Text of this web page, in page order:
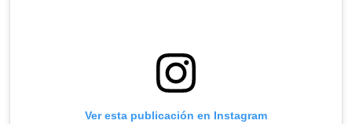
Ver esta publicación en Instagram